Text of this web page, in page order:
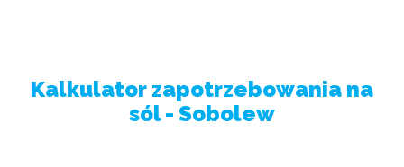
Kalkulator zapotrzebowania na
sól - Sobolew